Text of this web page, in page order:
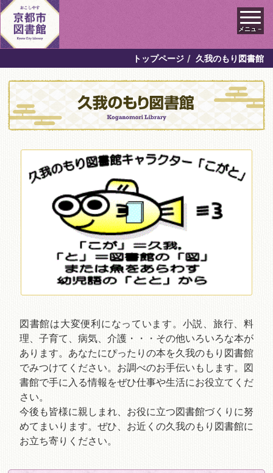
メニュ－
トップページ 久我のもり図書館
図書館は大変便利になっています。小説、旅行、料
理、子育て、病気、介護・・・その他いろいろな本が
あります。あなたにぴったりの本を久我のもり図書館
でみつけてください。お調べのお手伝いもします。図
書館で手に入る情報をぜひ仕事や生活にお役立てくだ
さい。
今後も皆様に親しまれ、お役に立つ図書館づくりに努
めてまいります。ぜひ、お近くの久我のもり図書館に
お立ち寄りください。